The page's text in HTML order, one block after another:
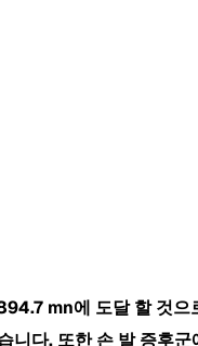
mn에 도달 할 것
다. 또한 손 발 증후